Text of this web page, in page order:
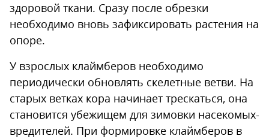
здоровой ткани. Сразу после обрезки
необходимо вновь зафиксировать растения на
опоре.
У взрослых клаймберов необходимо
периодически обновлять скелетные ветви. На
старых ветках кора начинает трескаться, она
становится убежищем для зимовки насекомых-
вредителей. При формировке клаймберов в